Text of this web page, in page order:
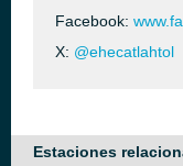
Facebook:
X: @ehecatlahtol
Estaciones